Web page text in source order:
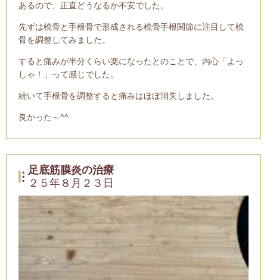
あるので、正直どうなるか不安でした。
先ずは橈骨と手根骨で形成される橈骨手根関節に注目して橈
骨を調整してみました。
すると痛みが半分くらい楽になったとのことで、内心「よっ
しゃ！」って感じでした。
続いて手根骨を調整すると痛みはほぼ消失しました。
良かった～^^
足底筋膜炎の治療
２５年８月２３日